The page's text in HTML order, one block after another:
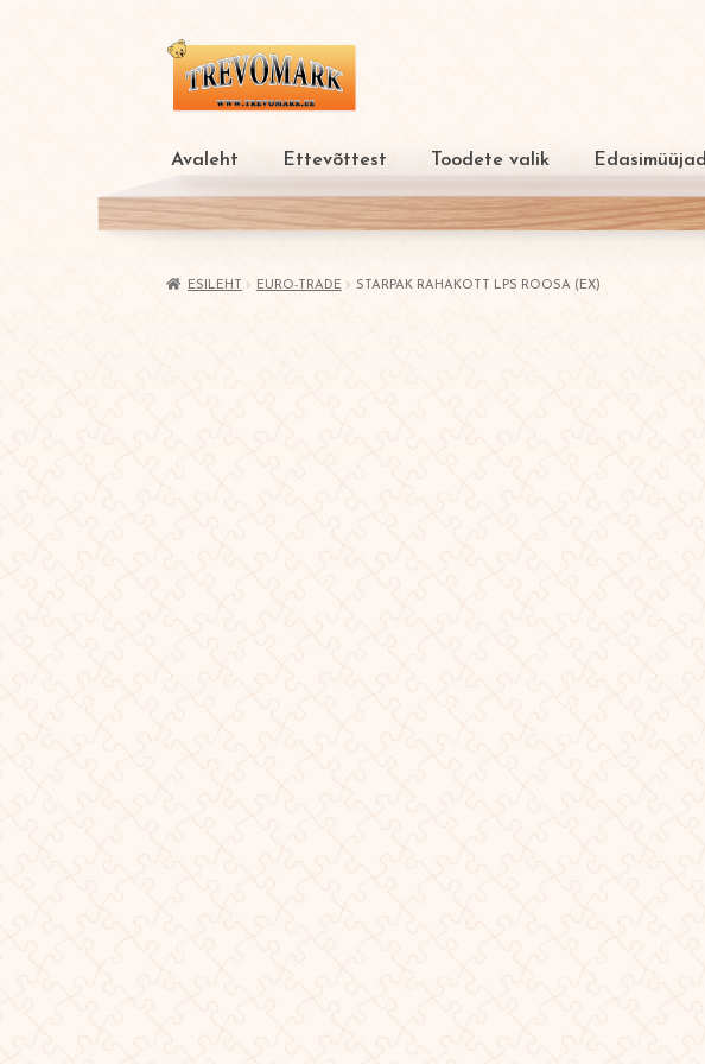
Liigu
navigeerimisele
Liigu
sisu
juurde
Avaleht Ettevõttest Toodete valik Edasimüüjad
ESILEHT EURO-TRADE STARPAK RAHAKOTT LPS ROOSA (EX)